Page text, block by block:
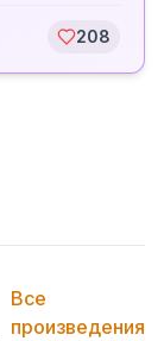
208
Все
произведения